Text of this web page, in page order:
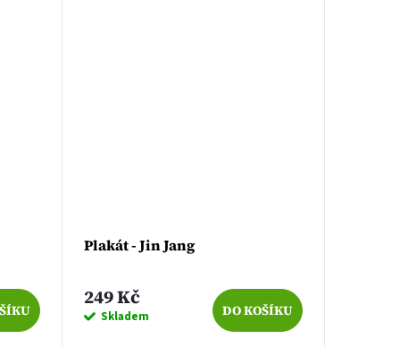
Plakát - Jin Jang
249 Kč
Skladem DO KOŠÍKU